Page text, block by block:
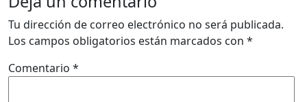
Tu dirección de correo electrónico no será publicada.
Los campos obligatorios están marcados con *
Comentario *